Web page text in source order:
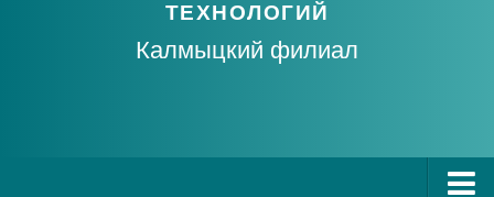
ТЕХНОЛОГИЙ
Калмыцкий филиал